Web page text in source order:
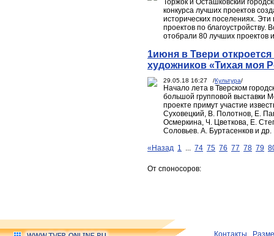
Торжок и Осташковский
конкурса лучших проектов
исторических поселениях.
проектов по благоустройству.
отобрали 80 лучших проектов
1июня в Твери
художников «Тихая моя
29.05.18 16:27 /Культура/
Начало лета в Тверском
большой групповой выставки
проекте примут участие
Суховецкий, В. Полотнов, Е.
Осмеркина, Ч. Цветкова, Е.
Соловьев. А. Буртасенков и
«Назад 1 ... 74 75 76 77 78 79
От споносоров:
Контакты